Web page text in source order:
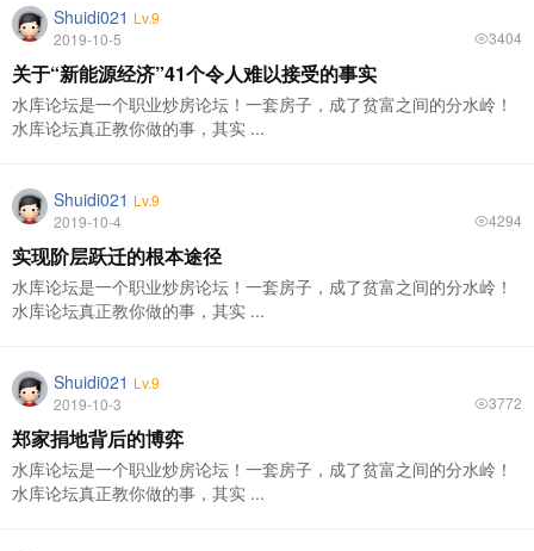
Shuidi021 Lv.9
2019-10-5
3404
关于“新能源经济”41个令人难以接受的事实
水库论坛是一个职业炒房论坛！一套房子，成了贫富之间的分水岭！
水库论坛真正教你做的事，其实 ...
Shuidi021 Lv.9
2019-10-4
4294
实现阶层跃迁的根本途径
水库论坛是一个职业炒房论坛！一套房子，成了贫富之间的分水岭！
水库论坛真正教你做的事，其实 ...
Shuidi021 Lv.9
2019-10-3
3772
郑家捐地背后的博弈
水库论坛是一个职业炒房论坛！一套房子，成了贫富之间的分水岭！
水库论坛真正教你做的事，其实 ...